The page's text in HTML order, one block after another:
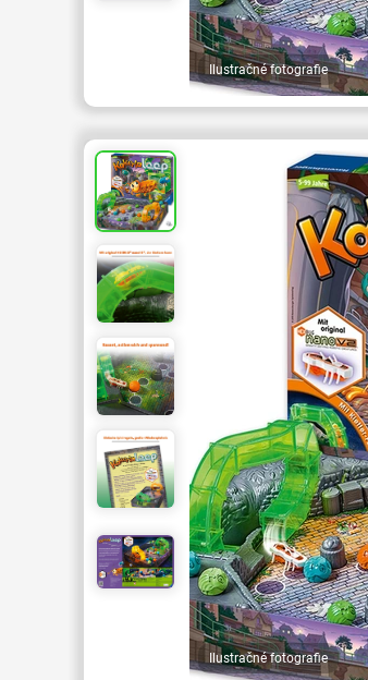
Ilustračné fotografie
Ilustračné fotografie